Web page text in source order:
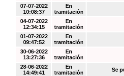
07-07-2022
10:08:37
En
tramitación
04-07-2022
12:34:15
En
tramitación
01-07-2022
09:47:52
En
tramitación
30-06-2022
13:27:36
En
tramitación
28-06-2022
14:49:41
En
tramitación
Se